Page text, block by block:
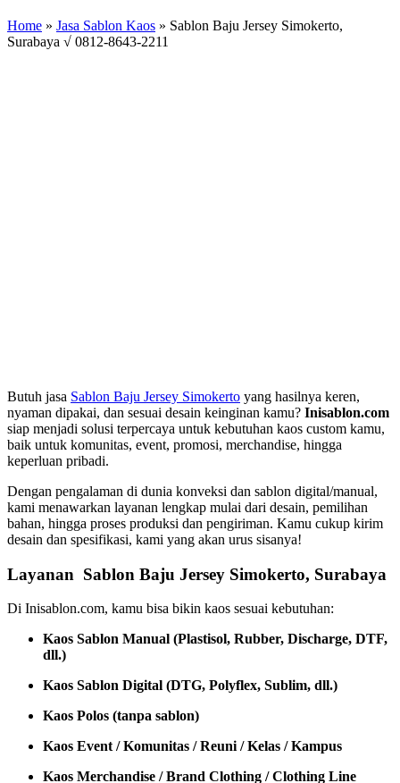
Home » Jasa Sablon Kaos » Sablon Baju Jersey Simokerto,
Surabaya √ 0812-8643-2211
Butuh jasa Sablon Baju Jersey Simokerto yang hasilnya keren,
nyaman dipakai, dan sesuai desain keinginan kamu? Inisablon.com
siap menjadi solusi terpercaya untuk kebutuhan kaos custom kamu,
baik untuk komunitas, event, promosi, merchandise, hingga
keperluan pribadi.
Dengan pengalaman di dunia konveksi dan sablon digital/manual,
kami menawarkan layanan lengkap mulai dari desain, pemilihan
bahan, hingga proses produksi dan pengiriman. Kamu cukup kirim
desain dan spesifikasi, kami yang akan urus sisanya!
Layanan Sablon Baju Jersey Simokerto, Surabaya
Di Inisablon.com, kamu bisa bikin kaos sesuai kebutuhan:
Kaos Sablon Manual (Plastisol, Rubber, Discharge, DTF,
dll.)
Kaos Sablon Digital (DTG, Polyflex, Sublim, dll.)
Kaos Polos (tanpa sablon)
Kaos Event / Komunitas / Reuni / Kelas / Kampus
Kaos Merchandise / Brand Clothing / Clothing Line